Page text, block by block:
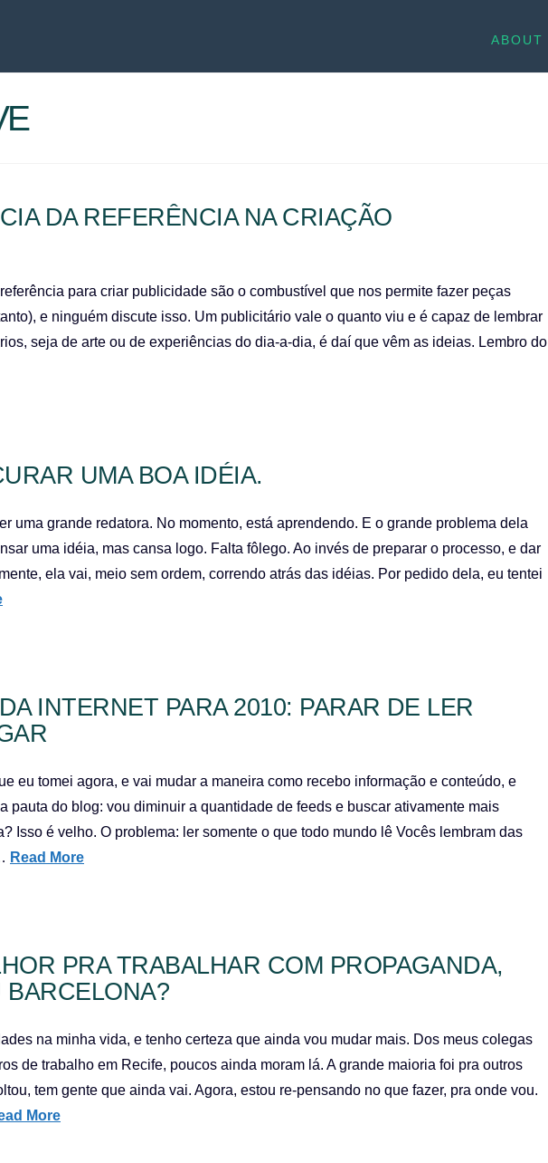
ABOUT
DA REFERÊNCIA NA CRIAÇÃO
para criar publicidade são o combustível que nos permite fazer peças
e ninguém discute isso. Um publicitário vale o quanto viu e é capaz de lembrar
seja de arte ou de experiências do dia-a-dia, é daí que vêm as ideias. Lembro do
UMA BOA IDÉIA.
uma grande redatora. No momento, está aprendendo. E o grande problema dela
uma idéia, mas cansa logo. Falta fôlego. Ao invés de preparar o processo, e dar
ela vai, meio sem ordem, correndo atrás das idéias. Por pedido dela, eu tentei
INTERNET PARA 2010: PARAR DE LER
eu tomei agora, e vai mudar a maneira como recebo informação e conteúdo, e
pauta do blog: vou diminuir a quantidade de feeds e buscar ativamente mais
Isso é velho. O problema: ler somente o que todo mundo lê Vocês lembram das
Read More
PRA TRABALHAR COM PROPAGANDA,
BARCELONA?
na minha vida, e tenho certeza que ainda vou mudar mais. Dos meus colegas
de trabalho em Recife, poucos ainda moram lá. A grande maioria foi pra outros
tem gente que ainda vai. Agora, estou re-pensando no que fazer, pra onde vou.
More